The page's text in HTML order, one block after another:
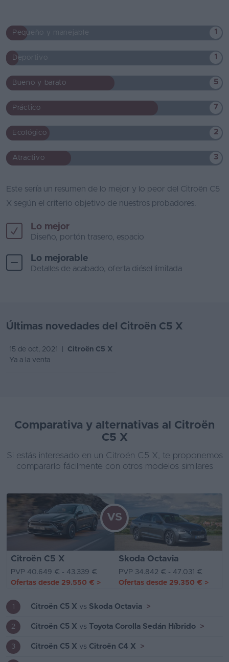
Pequeño y manejable 1
Deportivo 1
Bueno y barato 5
Práctico 7
Ecológico 2
Atractivo 3
Este sería un resumen de lo mejor y lo peor del Citroën C5
X según el criterio objetivo de nuestros probadores.
Lo mejor
Diseño, portón trasero, espacio
Lo mejorable
Detalles de acabado, oferta diésel limitada
Últimas novedades del Citroën C5 X
15 de oct, 2021 | Citroën C5 X
Ya a la venta
Comparativa y alternativas al Citroën
C5 X
Si estás interesado en un Citroën C5 X, te proponemos
compararlo fácilmente con otros modelos similares
Citroën C5 X Skoda Octavia
VS
PVP 40.649 € - 43.339 €
PVP 34.842 € - 47.031 €
Ofertas desde 29.550 € > Ofertas desde 29.350 € >
1 Citroën C5 X vs Skoda Octavia >
2 Citroën C5 X vs Toyota Corolla Sedán Híbrido >
3 Citroën C5 X vs Citroën C4 X >